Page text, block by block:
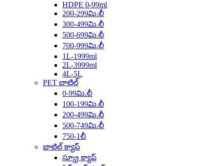
HDPE 0-99ml
200-299మి.లీ
300-499మి.లీ
500-699మి.లీ
700-999మి.లీ
1L-1999ml
2L-3999ml
4L-5L
PET బాటిల్
0-99మి.లీ
100-199మి.లీ
200-499మి.లీ
500-749మి.లీ
750-1లీ
బాటిల్ క్యాప్
స్క్రూ క్యాప్